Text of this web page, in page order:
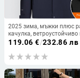
2025 зима, мъжки плюс
качулка, ветроустойчиво
водоустойчиво, със
поларена подплата,
две части
119.06 €/232.86 лв